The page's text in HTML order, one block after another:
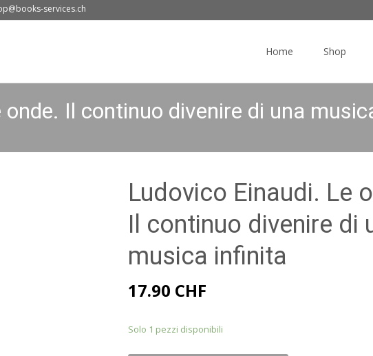
services.ch
Home Shop
onde. Il continuo divenire di una
Ludovico Einaudi. Le
Il continuo divenire di
musica infinita
17.90 CHF
Solo 1 pezzi disponibili